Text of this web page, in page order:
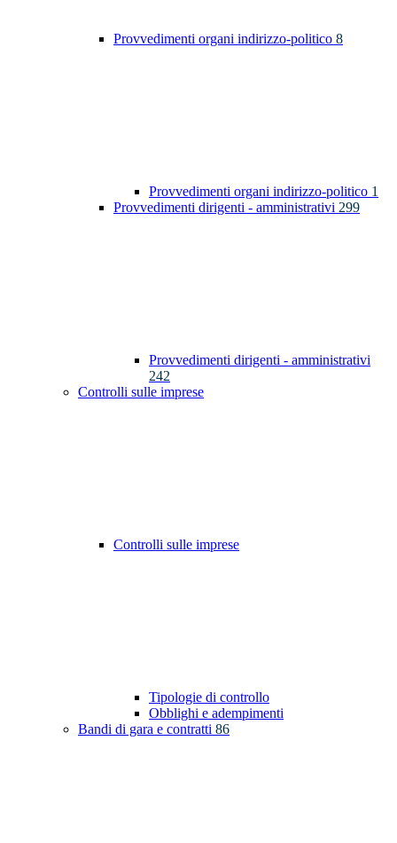
Provvedimenti organi indirizzo-politico 8
Provvedimenti organi indirizzo-politico 1
Provvedimenti dirigenti - amministrativi 299
Provvedimenti dirigenti - amministrativi
242
Controlli sulle imprese
Controlli sulle imprese
Tipologie di controllo
Obblighi e adempimenti
Bandi di gara e contratti 86